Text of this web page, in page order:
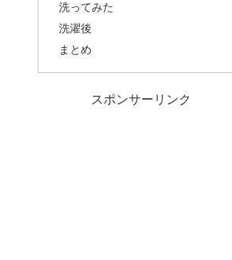
洗ってみた
洗濯後
まとめ
スポンサーリンク